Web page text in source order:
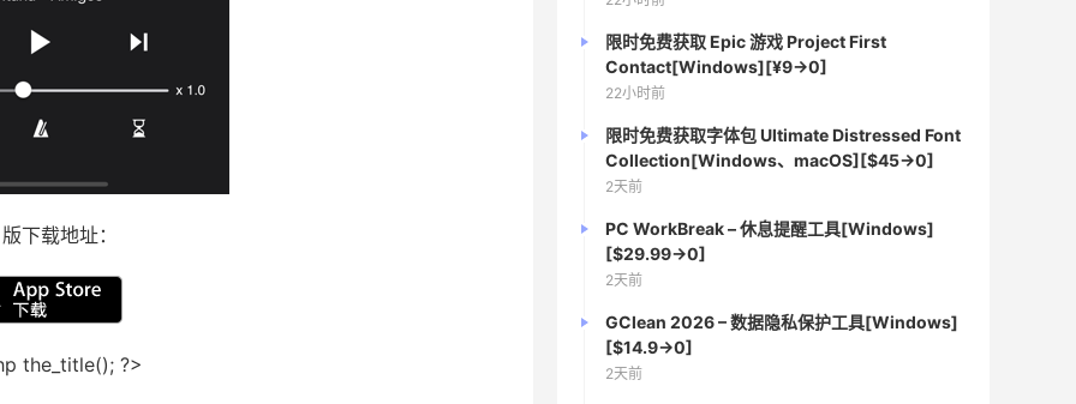
下载地址：
限时免费获取 Epic 游戏 Project First
Contact[Windows][¥9→0]
22小时前
限时免费获取字体包 Ultimate Distressed Font
Collection[Windows、macOS][$45→0]
2天前
PC WorkBreak – 休息提醒工具[Windows]
[$29.99→0]
2天前
GClean 2026 – 数据隐私保护工具[Windows]
[$14.9→0]
2天前